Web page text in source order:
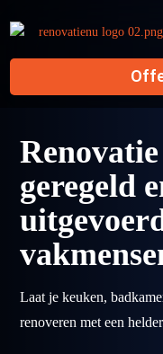
geregeld
Laat je keuken,
renoveren met een